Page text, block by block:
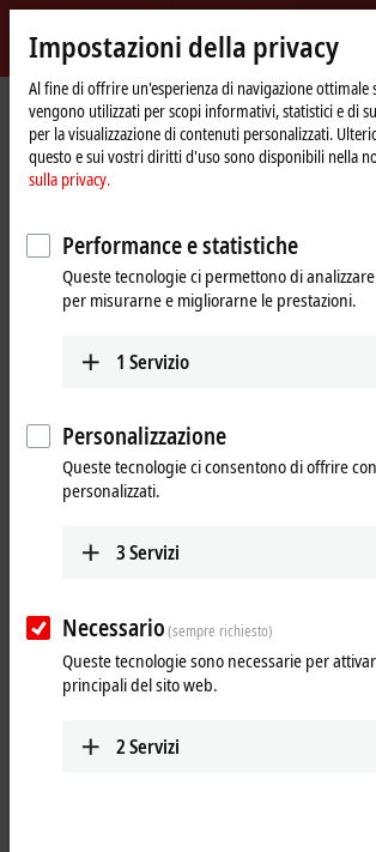
Beckhoff
-
New
Automation
Technology
Pagina
iniziale
Products I/O Bus Terminals KL6xxx |
KL6xxx | Bus Terminals,
communication
Tabular product overview Product
The KL6xxx Bus Terminals support complex signals
universal gateway between different systems.
Your selection:
Results:
Loading content ...
Impostazioni della privacy
Al fine di offrire un'esperienza di navigazione ottimale
vengono utilizzati per scopi informativi, statistici e di
per la visualizzazione di contenuti personalizzati.
questo e sui vostri diritti d'uso sono disponibili nella
sulla privacy.
Performance e statistiche
Queste tecnologie ci permettono di
per misurarne e migliorarne le prestazioni.
1 Servizio
Personalizzazione
Queste tecnologie ci consentono di offrire
personalizzati.
3Servizi
Necessario(sempre richiesto)
Queste tecnologie sono necessarie per
principali del sito web.
2Servizi